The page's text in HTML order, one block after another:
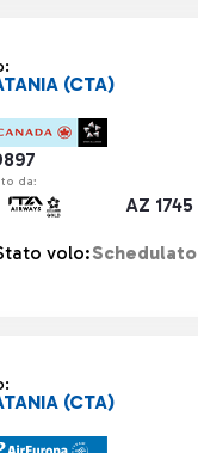
da:
AZ 1745
(CTA)
volo:Schedulato
(CTA)